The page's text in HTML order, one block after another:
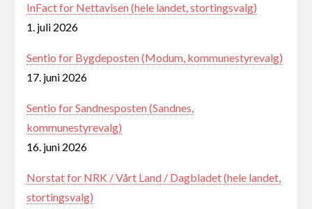
InFact for Nettavisen (hele landet, stortingsvalg)
1. juli 2026
Sentio for Bygdeposten (Modum, kommunestyrevalg)
17. juni 2026
Sentio for Sandnesposten (Sandnes,
kommunestyrevalg)
16. juni 2026
Norstat for NRK / Vårt Land / Dagbladet (hele landet,
stortingsvalg)